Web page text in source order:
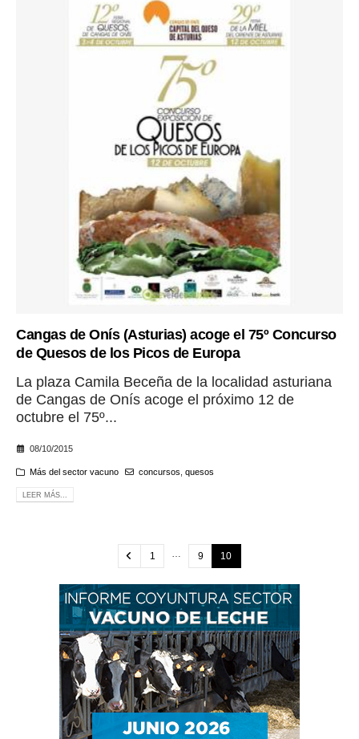
Cangas de Onís (Asturias) acoge el 75º Concurso
de Quesos de los Picos de Europa
La plaza Camila Beceña de la localidad asturiana
de Cangas de Onís acoge el próximo 12 de
octubre el 75º...
08/10/2015
Más del sector vacuno concursos quesos
LEER MÁS...
1 9 10